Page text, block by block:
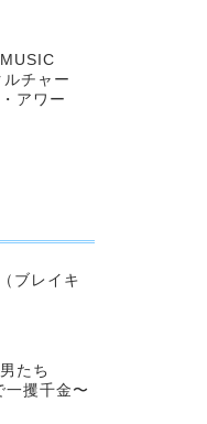
GOBLIN’S CROWN
チャー
アワー
ブレイキ
たち
一攫千金〜